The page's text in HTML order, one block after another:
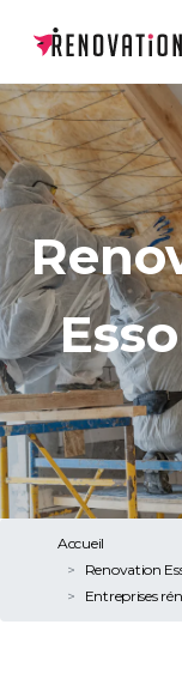
Accueil
Renovation
Entreprises